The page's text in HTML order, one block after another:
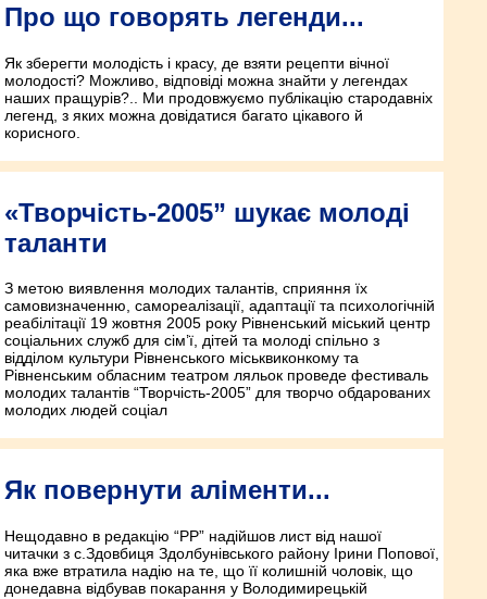
Про що говорять легенди...
Як зберегти молодість і красу, де взяти рецепти вічної
молодості? Можливо, відповіді можна знайти у легендах
наших пращурів?.. Ми продовжуємо публікацію стародавніх
легенд, з яких можна довідатися багато цікавого й
корисного.
«Творчість-2005” шукає молоді
таланти
З метою виявлення молодих талантів, сприяння їх
самовизначенню, самореалізації, адаптації та психологічній
реабілітації 19 жовтня 2005 року Рівненський міський центр
соціальних служб для сім’ї, дітей та молоді спільно з
відділом культури Рівненського міськвиконкому та
Рівненським обласним театром ляльок проведе фестиваль
молодих талантів “Творчість-2005” для творчо обдарованих
молодих людей соціал
Як повернути аліменти...
Нещодавно в редакцію “РР” надійшов лист від нашої
читачки з с.Здовбиця Здолбунівського району Ірини Попової,
яка вже втратила надію на те, що її колишній чоловік, що
донедавна відбував покарання у Володимирецькій